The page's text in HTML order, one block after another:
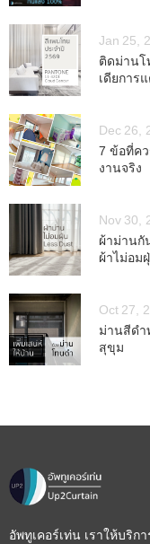
Jan 25,
ติดม่านโ
เดียการ
Dec 26,
7 ข้อที่ค
งานจริง
Nov 30,
ผ้าม่านกั
ผ้าไม่อม
Oct 27,
ม่านสีดำ
สุขุม
อัพทูเคอร์เท่น เราให้บริ